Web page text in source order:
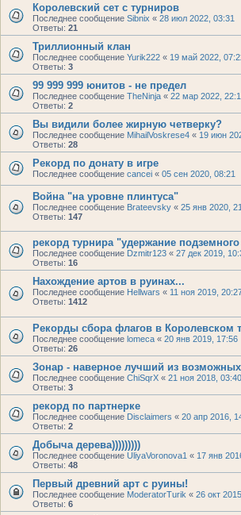
Королевский сет с турниров
Последнее сообщение Sibnix « 28 июл 2022, 03:31
Ответы: 21
Триллионный клан
Последнее сообщение Yurik222 « 19 май 2022,
Ответы: 3
99 999 999 юнитов - не предел
Последнее сообщение TheNinja « 22 мар 2022,
Ответы: 2
Вы видили более жирную четверку?
Последнее сообщение MihailVoskrese4 « 19 июн
Ответы: 28
Рекорд по донату в игре
Последнее сообщение cancei « 05 сен 2020, 08:21
Война "на уровне плинтуса"
Последнее сообщение Brateevsky « 25 янв 2020,
Ответы: 147
рекорд турнира "удержание
Последнее сообщение Dzmitr123 « 27 дек 2019,
Ответы: 16
Нахождение артов в руинах...
Последнее сообщение Hellwars « 11 ноя 2019,
Ответы: 1412
Рекорды сбора флагов в Королевском
Последнее сообщение lomeca « 20 янв 2019, 17:56
Ответы: 26
Зонар - наверное лучший из
Последнее сообщение ChiSqrX « 21 ноя 2018, 03:40
Ответы: 3
рекорд по партнерке
Последнее сообщение Disclaimers « 20 апр 2016,
Ответы: 2
Добыча дерева)))))))))
Последнее сообщение UliyaVoronova1 « 17 янв
Ответы: 48
Первый древний арт с руины!
Последнее сообщение ModeratorTurik « 26 окт
Ответы: 6